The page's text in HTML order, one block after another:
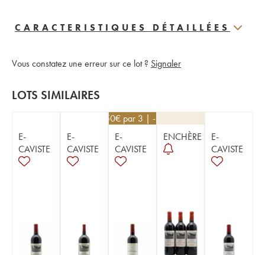
CARACTERISTIQUES DÉTAILLÉES
Vous constatez une erreur sur ce lot ? Signaler
LOTS SIMILAIRES
E-
CAVISTE
E-
CAVISTE
67,50€ par 3 | -10%
E-
CAVISTE
ENCHÈRE
E-
CAVISTE